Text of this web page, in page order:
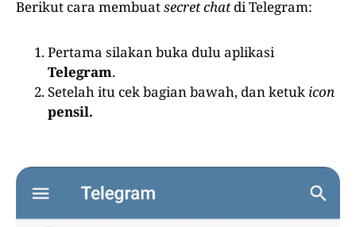
Berikut cara membuatsecret chatdi Telegram:
Pertama silakan buka dulu aplikasi
Telegram.
Setelah itu cek bagian bawah, dan ketuk icon
pensil.